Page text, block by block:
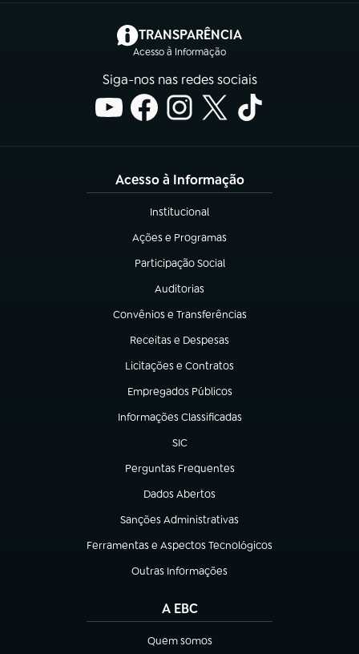
TRANSPARÊNCIA
Acesso à Informação
(abre em nova aba)
Siga-nos nas redes sociais
Acesso à Informação
Institucional
(abre em nova aba)
Ações e Programas
(abre em nova aba)
Participação Social
(abre em nova aba)
Auditorias
(abre em nova aba)
Convênios e Transferências
(abre em nova aba)
Receitas e Despesas
(abre em nova aba)
Licitações e Contratos
(abre em nova aba)
Empregados Públicos
(abre em nova aba)
Informações Classificadas
(abre em nova aba)
SIC
(abre em nova aba)
Perguntas Frequentes
(abre em nova aba)
Dados Abertos
(abre em nova aba)
Sanções Administrativas
(abre em nova aba)
Ferramentas e Aspectos Tecnológicos
(abre em nova aba)
Outras Informações
(abre em nova aba)
A EBC
Quem somos
(abre em nova aba)